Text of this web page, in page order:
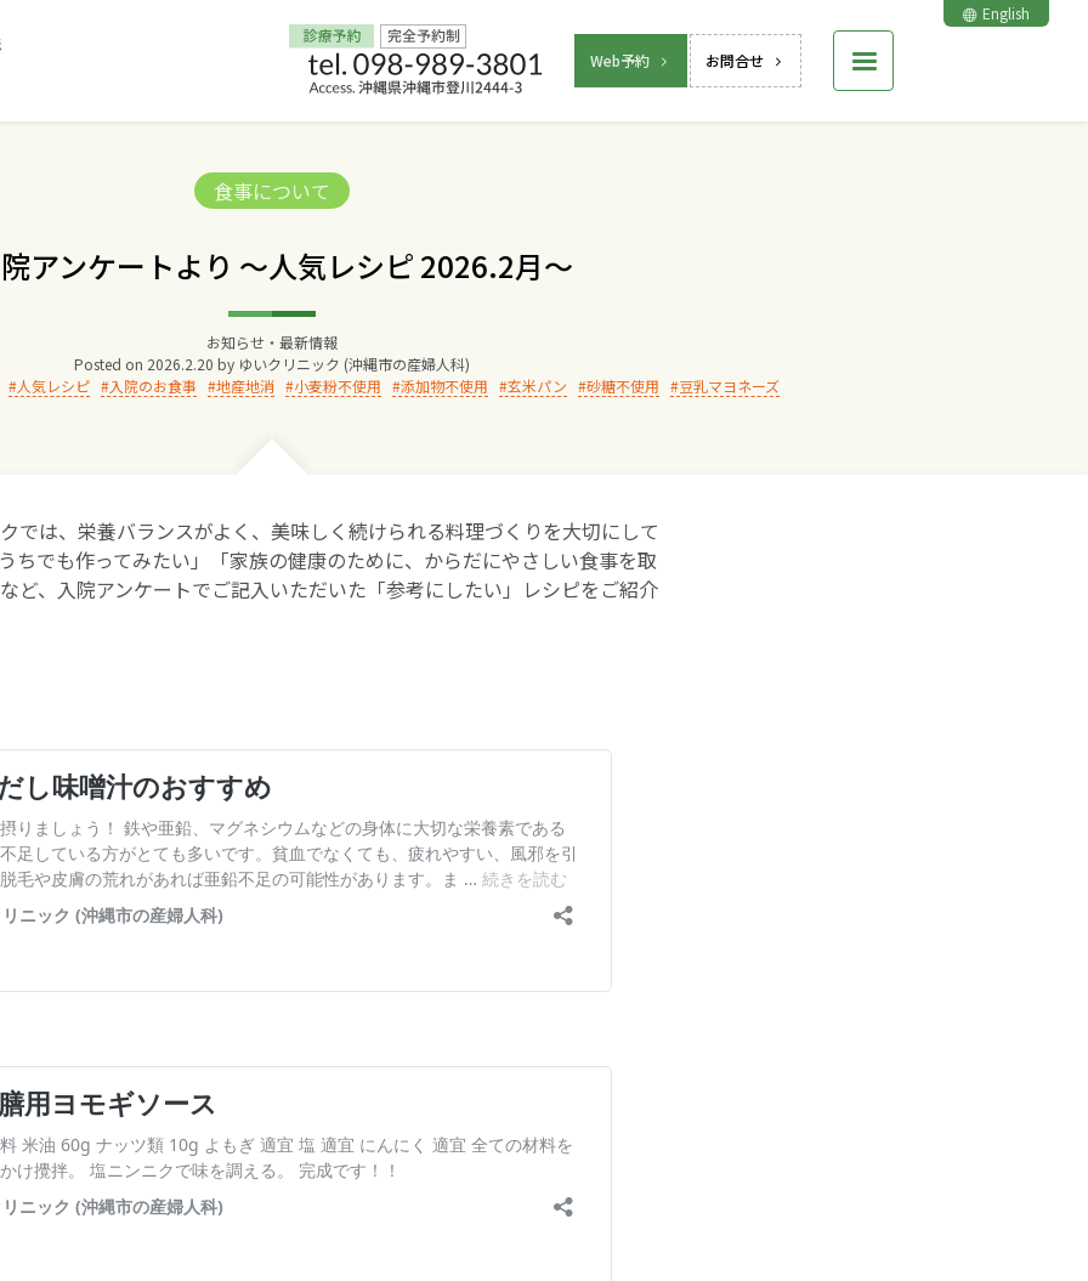
Web予約 お問合せ
English
Categories:
食事について
アンケートより ～人気レシピ 2026.2月～
お知らせ・最新情報
Posted on 2026.2.20 by ゆいクリニック (沖縄市の産婦人科)
人気レシピ
入院のお食事 地産地消 小麦粉不使用 添加物不使用 玄米パン 砂糖不使用 豆乳マヨネーズ
では、栄養バランスがよく、美味しく続けられる料理づくりを大切にして
ちでも作ってみたい」「家族の健康のために、からだにやさしい食事を取
ど、入院アンケートでご記入いただいた「参考にしたい」レシピをご紹介
Home
交通アクセス
院長からのごあいさつ
ゆいクリニックの経営理念
診療料金
妊婦健診
お産について
予防接種
その他の診療内容
医師プロフィール
English Page